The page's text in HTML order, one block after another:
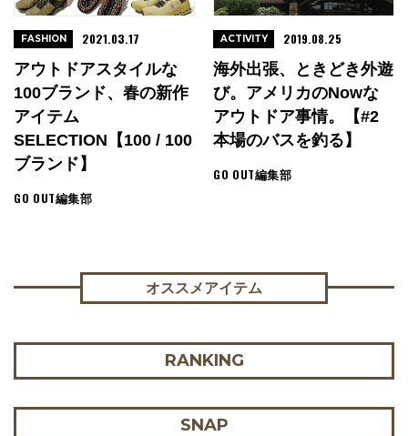
アウトドアスタイルな
100ブランド、春の新作
アイテム
SELECTION【100 / 100
ブランド】
GO OUT編集部
FASHION 2021.03.17
海外出張、ときどき外遊
び。アメリカのNowな
アウトドア事情。【#2
本場のバスを釣る】
GO OUT編集部
ACTIVITY 2019.08.25
オススメアイテム
RANKING
SNAP